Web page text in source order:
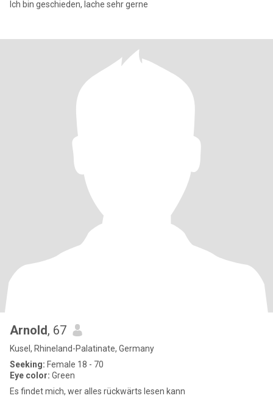
Ich bin geschieden, lache sehr gerne
Arnold, 67
Kusel, Rhineland-Palatinate, Germany
Seeking: Female 18 - 70
Eye color: Green
Es findet mich, wer alles rückwärts lesen kann